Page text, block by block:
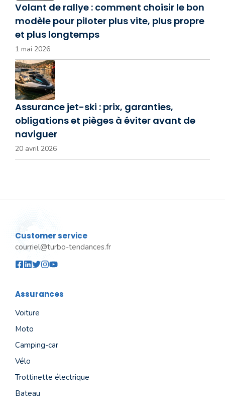
Volant de rallye : comment choisir le bon
modèle pour piloter plus vite, plus propre
et plus longtemps
1 mai 2026
Assurance jet-ski : prix, garanties,
obligations et pièges à éviter avant de
naviguer
20 avril 2026
Customer service
courriel@turbo-tendances.fr
Assurances
Voiture
Moto
Camping-car
Vélo
Trottinette électrique
Bateau